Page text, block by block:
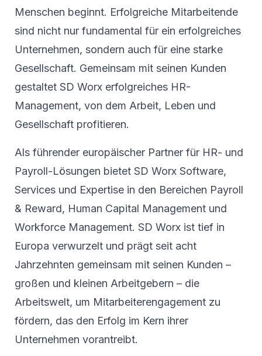
Menschen beginnt. Erfolgreiche Mitarbeitende
sind nicht nur fundamental für ein erfolgreiches
Unternehmen, sondern auch für eine starke
Gesellschaft. Gemeinsam mit seinen Kunden
gestaltet SD Worx erfolgreiches HR-
Management, von dem Arbeit, Leben und
Gesellschaft profitieren.
Als führender europäischer Partner für HR- und
Payroll-Lösungen bietet SD Worx Software,
Services und Expertise in den Bereichen Payroll
& Reward, Human Capital Management und
Workforce Management. SD Worx ist tief in
Europa verwurzelt und prägt seit acht
Jahrzehnten gemeinsam mit seinen Kunden –
großen und kleinen Arbeitgebern – die
Arbeitswelt, um Mitarbeiterengagement zu
fördern, das den Erfolg im Kern ihrer
Unternehmen vorantreibt.